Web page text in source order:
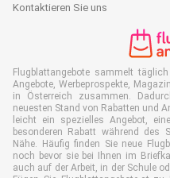
Kontaktieren Sie uns
Flugblattangebote sammelt
Angebote, Werbeprospekte,
in Österreich zusammen.
neuesten Stand von Rabatten und
leicht ein spezielles Angebot,
besonderen Rabatt während des
Nähe. Häufig finden Sie neue
noch bevor sie bei Ihnen im
auch auf der Arbeit, in der Schule